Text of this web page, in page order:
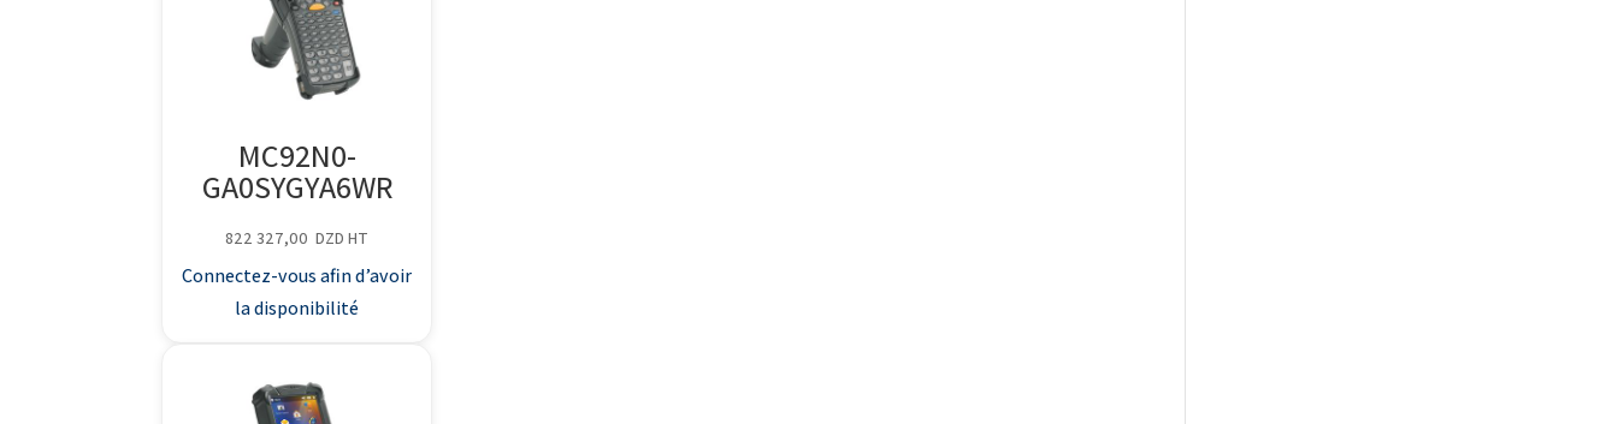
MC92N0-
GA0SYGYA6WR
822 327,00 DZD HT
Connectez-vous afin d’avoir
la disponibilité